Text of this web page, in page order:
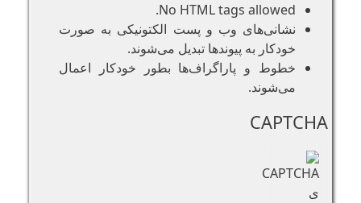
No HTML tags allowed.
نشانی‌های وب و پست الکتونیکی به صورت
خودکار به پیوند‌ها تبدیل می‌شوند.
خطوط و پاراگراف‌ها بطور خودکار اعمال
می‌شوند.
CAPTCHA